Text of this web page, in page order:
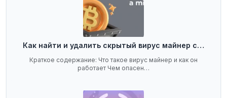
Как найти и удалить скрытый вирус майнер с…
Краткое содержание: Что такое вирус майнер и как он
работает Чем опасен…